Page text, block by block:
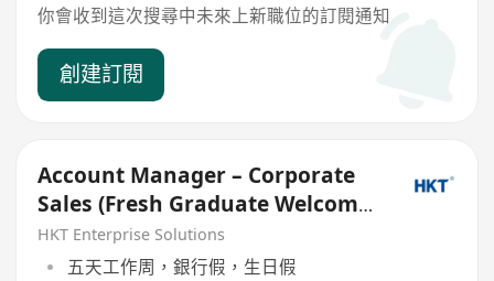
你會收到這次搜尋中未來上新職位的訂閱通知
創建訂閱
Account Manager – Corporate
Sales (Fresh Graduate Welcome
歡迎應屆畢業生)
HKT Enterprise Solutions
五天工作周，銀行假，生日假